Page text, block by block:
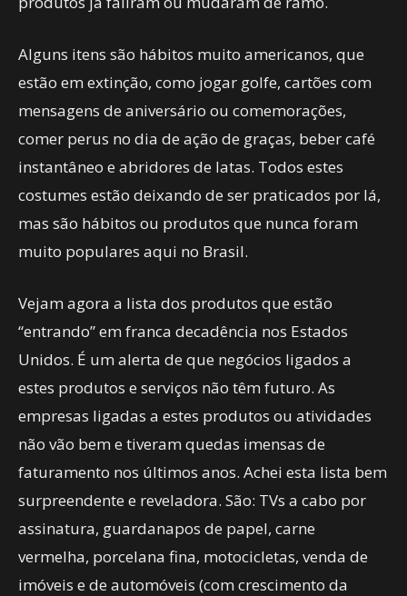
Alguns itens são hábitos muito americanos, que
estão em extinção, como jogar golfe, cartões com
mensagens de aniversário ou comemorações,
comer perus no dia de ação de graças, beber café
instantâneo e abridores de latas. Todos estes
costumes estão deixando de ser praticados por lá,
mas são hábitos ou produtos que nunca foram
muito populares aqui no Brasil.
Vejam agora a lista dos produtos que estão
“entrando” em franca decadência nos Estados
Unidos. É um alerta de que negócios ligados a
estes produtos e serviços não têm futuro. As
empresas ligadas a estes produtos ou atividades
não vão bem e tiveram quedas imensas de
faturamento nos últimos anos. Achei esta lista bem
surpreendente e reveladora. São: TVs a cabo por
assinatura, guardanapos de papel, carne
vermelha, porcelana fina, motocicletas, venda de
imóveis e de automóveis (com crescimento da